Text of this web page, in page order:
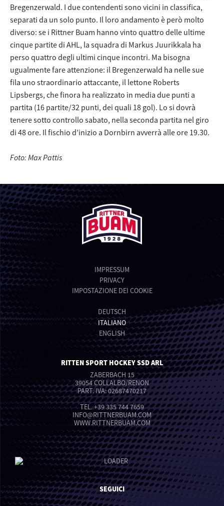
Bregenzerwald. I due contendenti sono vicini in classifica,
separati da un solo punto. Il loro andamento è però molto
diverso: se i Rittner Buam hanno vinto quattro delle ultime
cinque partite di AHL, la squadra di Markus Juurikkala ha
perso quattro degli ultimi cinque incontri. Ma bisogna
ugualmente fare attenzione: il Bregenzerwald ha nelle sue
fila uno straordinario attaccante, il lettone Roberts
Lipsbergs, che finora ha realizzato in media due punti a
partita (16 partite/32 punti, dei quali 18 gol). Lo si dovrà
tenere sotto controllo sabato, nella seconda partita nel giro
di 48 ore. Il fischio d’inizio a Dornbirn avverrà alle ore 19.30.
Foto: Max Pattis
IMPRESSUM
PRIVACY
IMPOSTAZIONE DEI COOKIE
DEUTSCH
ITALIANO
ENGLISH
RITTEN SPORT HOCKEY SSD ARL
ZABERBACH 15
39054 COLLALBO/RENON
PART. IVA: 02687470217
TEL.+39 335 744 7659
INFO@RITTNERBUAM.COM
WWW.RITTNERBUAM.COM
SEGUICI